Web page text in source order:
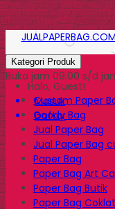
Halo, Guest!
Masuk
Daftar
JUALPAPERBAG.COM
Kategori Produk
Buka jam 09.00 s/d
Custom Paper
Goody Bag
Jual Paper Bag
Jual Paper Bag
Paper Bag
Paper Bag Art
Paper Bag Butik
Paper Bag Coklat